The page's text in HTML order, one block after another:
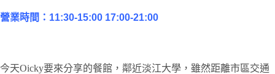
營業時間： 11:30-15:00 17:00-21:00
今天Oicky要來分享的餐館，鄰近淡江大學，雖然距離市區交通